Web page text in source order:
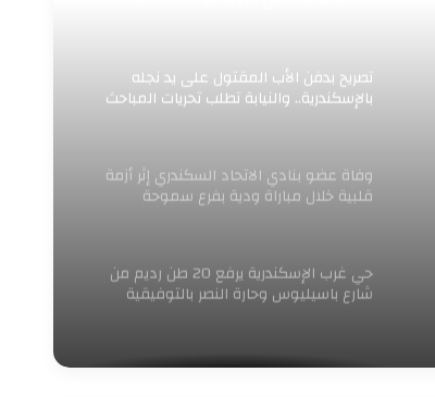
تصريح بدفن الأب المقتول على يد نجله
بالإسكندرية.. والنيابة تطلب تحريات المباحث
وفاة عضو بنادي الاتحاد السكندري إثر أزمة
قلبية خلال مباراة ودية بفرع سموحة
حي غرب الإسكندرية يرفع 20 طن رديم من
شارع باسيليوس وحارة النصر بالتوفيقية